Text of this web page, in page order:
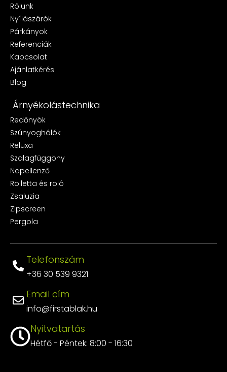
Rólunk
Nyílászárók
Párkányok
Referenciák
Kapcsolat
Ajánlatkérés
Blog
Árnyékolástechnika
Redőnyök
Szúnyoghálók
Reluxa
Szalagfüggöny
Napellenző
Rolletta és roló
Zsaluzia
Zipscreen
Pergola
+36 30 539 9321
Telefonszám
info@firstablak.hu
Email cím
Hétfő - Péntek: 8:00 - 16:30
Nyitvatartás